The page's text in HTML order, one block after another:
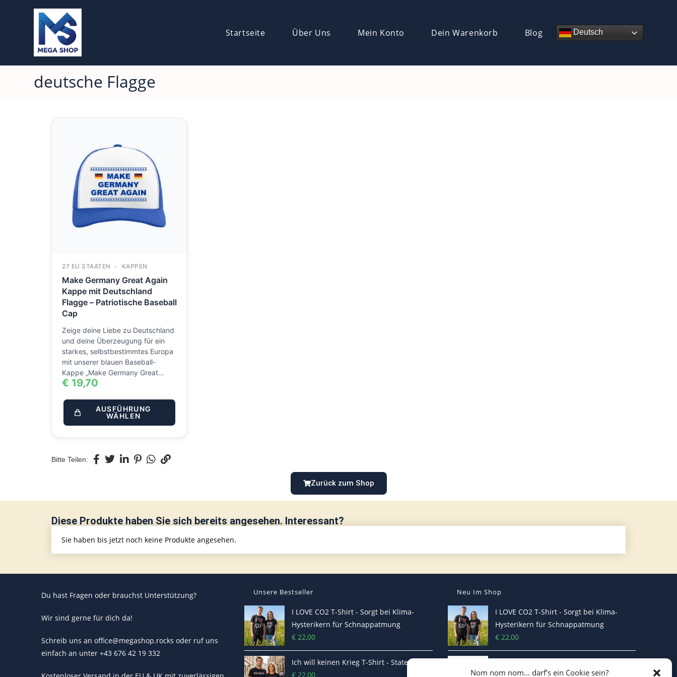
Nom nom nom… darf’s ein Cookie sein?
Deutsch
Startseite Über Uns Mein Konto Dein Warenkorb Blog
deutsche Flagge
27 EU STAATEN KAPPEN
Make Germany Great Again
Kappe mit Deutschland
Flagge – Patriotische Baseball
Cap
Zeige deine Liebe zu Deutschland
und deine Überzeugung für ein
starkes, selbstbestimmtes Europa
mit unserer blauen Baseball-
Kappe „Make Germany Great…
€ 19,70
AUSFÜHRUNG
WÄHLEN
Bitte Teilen:
Zurück zum Shop
Diese Produkte haben Sie sich bereits angesehen. Interessant?
Sie haben bis jetzt noch keine Produkte angesehen.
Du hast Fragen oder brauchst Unterstützung?
Wir sind gerne für dich da!
Schreib uns an office@megashop.rocks oder ruf uns
einfach an unter +43 676 42 19 332
Unsere Bestseller
I LOVE CO2 T-Shirt - Sorgt bei Klima-
Hysterikern für Schnappatmung
€ 22,00
Ich will keinen Krieg T-Shirt - Statement
€ 22,00
Neu Im Shop
I LOVE CO2 T-Shirt - Sorgt bei Klima-
Hysterikern für Schnappatmung
€22,00
€19,70